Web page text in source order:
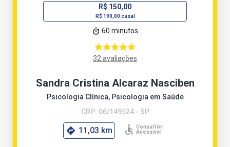
R$ 150,00
R$ 190,00 casal
60 minutos
32 avaliações
Sandra Cristina Alcaraz Nasciben
Psicologia Clínica, Psicologia em Saúde
CRP: 06/149524 - SP
11,03 km